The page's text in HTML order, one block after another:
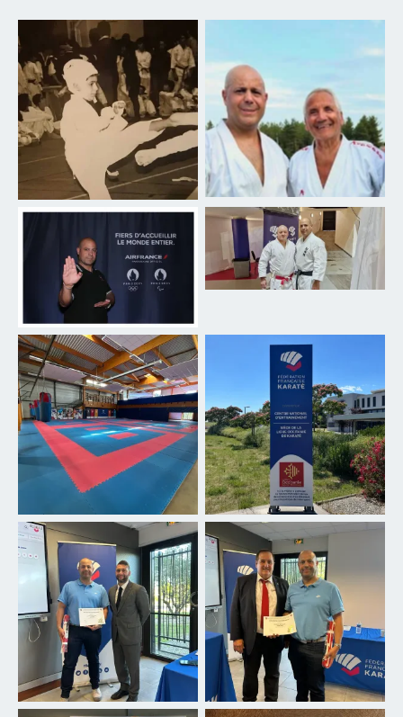
les débuts en 1987
Avec Senseï Serge
Chouraqui
Karaté JO Paris2024 Air
France
Bernard RENAY et Renaud
RENAY
Centre National
d’Entraînement de la
Fédération Française de
Karaté
CNE FFK Castelnau le Lez
Avec Bruce Neuffer, DTN de
la FF Karaté
Bernard RENAY, avec Patrice
BELHRITI, Président de la
Commission Supérieure des
Grades de la FF Karaté, lors
de la remise de ceinture du
6ème dan 12 juin 2026